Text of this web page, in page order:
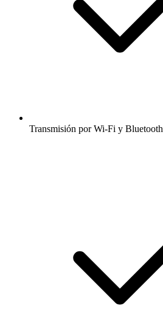
Transmisión por Wi-Fi y Bluetooth